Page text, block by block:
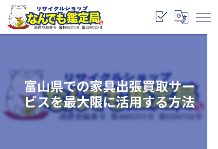
富山県での家具出張買取サー
ビスを最大限に活用する方法